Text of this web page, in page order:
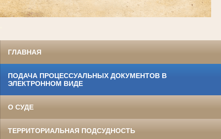
ГЛАВНАЯ
ПОДАЧА ПРОЦЕССУАЛЬНЫХ ДОКУМЕНТОВ В
ЭЛЕКТРОННОМ ВИДЕ
О СУДЕ
ТЕРРИТОРИАЛЬНАЯ ПОДСУДНОСТЬ